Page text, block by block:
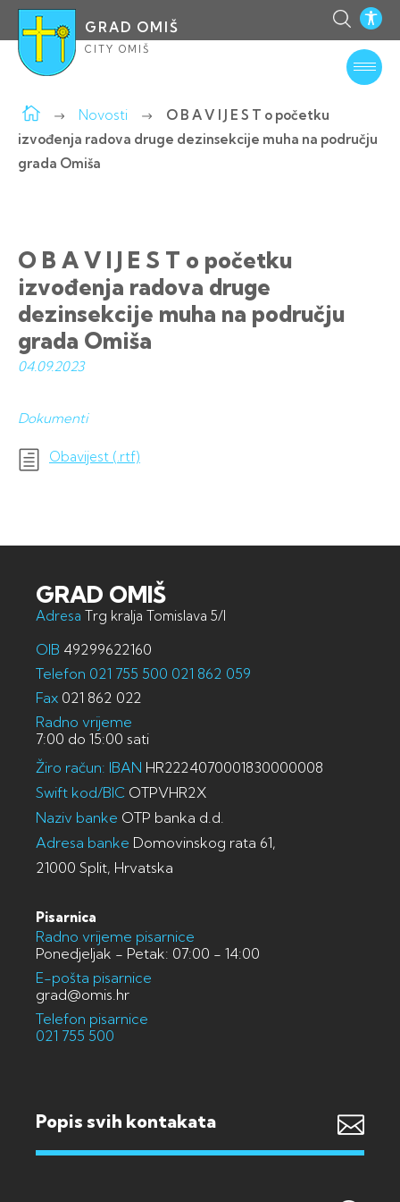
GRAD OMIŠ
CITY OMIŠ
Novosti
O B A V I J E S T o početku
izvođenja radova druge dezinsekcije muha na području
grada Omiša
O B A V I J E S T o početku
izvođenja radova druge
dezinsekcije muha na području
grada Omiša
04.09.2023
Dokumenti
Obavijest (.rtf)
GRAD OMIŠ
Adresa Trg kralja Tomislava 5/I
OIB 49299622160
Telefon 021 755 500 021 862 059
Fax 021 862 022
Radno vrijeme
7:00 do 15:00 sati
Žiro račun: IBAN HR2224070001830000008
Swift kod/BIC OTPVHR2X
Naziv banke OTP banka d.d.
Adresa banke Domovinskog rata 61,
21000 Split, Hrvatska
Pisarnica
Radno vrijeme pisarnice
Ponedjeljak - Petak: 07:00 - 14:00
E-pošta pisarnice
grad@omis.hr
Telefon pisarnice
021 755 500
Popis svih kontakata